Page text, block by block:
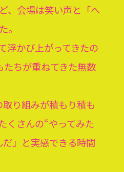
、会場は笑い声と「へ
。
浮かび上がってきたの
たちが重ねてきた無数
り組みが積もり積も
くさんの“やってみた
」と実感できる時間